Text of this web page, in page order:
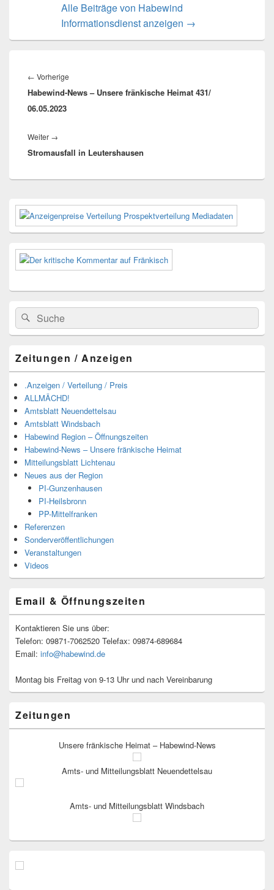
Alle Beiträge von Habewind
Informationsdienst anzeigen →
← Vorherige
Beitrag:
Habewind-News – Unsere fränkische Heimat 431/
06.05.2023
Weiter →
Beitrag:
Stromausfall in Leutershausen
Primärer
Seitenleisten-
Widgetbereich
Suchen
nach:
Suchen
Zeitungen / Anzeigen
.Anzeigen / Verteilung / Preis
ALLMÄCHD!
Amtsblatt Neuendettelsau
Amtsblatt Windsbach
Habewind Region – Öffnungszeiten
Habewind-News – Unsere fränkische Heimat
Mitteilungsblatt Lichtenau
Neues aus der Region
PI-Gunzenhausen
PI-Heilsbronn
PP-Mittelfranken
Referenzen
Sonderveröffentlichungen
Veranstaltungen
Videos
Email & Öffnungszeiten
Kontaktieren Sie uns über:
Telefon: 09871-7062520 Telefax: 09874-689684
Email: info@habewind.de
Montag bis Freitag von 9-13 Uhr und nach Vereinbarung
Zeitungen
Unsere fränkische Heimat – Habewind-News
Amts- und Mitteilungsblatt Neuendettelsau
Amts- und Mitteilungsblatt Windsbach